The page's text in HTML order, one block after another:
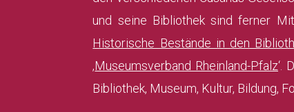
und seine Bibliothek sind ferner
Historische Bestände in den
‚Museumsverband Rheinland-Pfalz‘.
Bibliothek, Museum, Kultur, Bildung,